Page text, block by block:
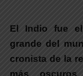
El Indio fue
grande del
cronista de la
más oscuros